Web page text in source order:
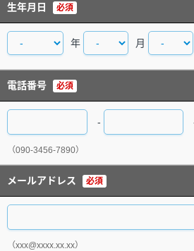
生年月日 必須
年 月
電話番号 必須
-
（090-3456-7890）
メールアドレス 必須
（xxx@xxxx.xx.xx）